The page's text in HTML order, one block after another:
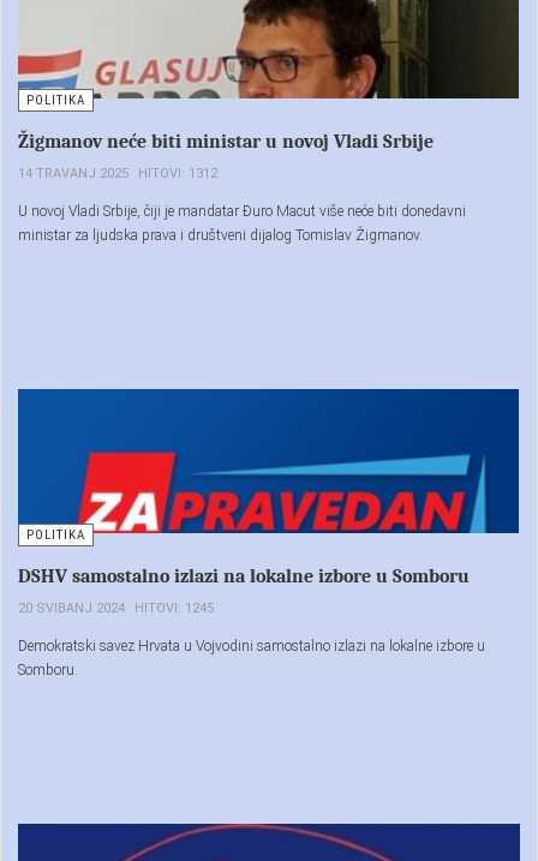
POLITIKA
Žigmanov neće biti ministar u novoj Vladi Srbije
14 TRAVANJ 2025 HITOVI: 1312
U novoj Vladi Srbije, čiji je mandatar Đuro Macut više neće biti donedavni
ministar za ljudska prava i društveni dijalog Tomislav Žigmanov.
POLITIKA
DSHV samostalno izlazi na lokalne izbore u Somboru
20 SVIBANJ 2024 HITOVI: 1245
Demokratski savez Hrvata u Vojvodini samostalno izlazi na lokalne izbore u
Somboru.